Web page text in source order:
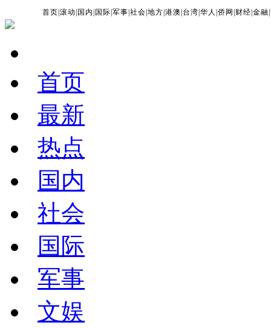
首页 |滚动 国内 国际 |军事 |社会 |地方 |港澳 台湾 |华人 |侨网 财经 |金融 |
首页
最新
热点
国内
社会
国际
军事
文娱